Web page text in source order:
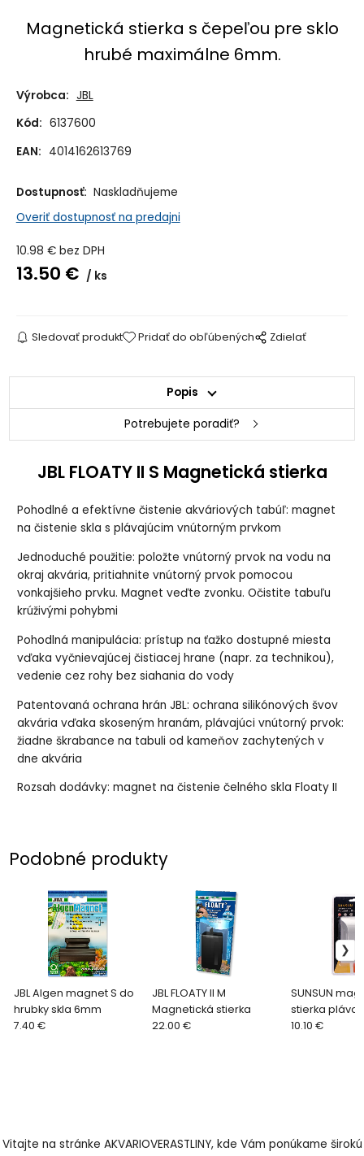
Magnetická stierka s čepeľou pre sklo
hrubé maximálne 6mm.
Výrobca: JBL
Kód: 6137600
EAN: 4014162613769
Dostupnosť: Naskladňujeme
Overiť dostupnosť na predajni
10.98 € bez DPH
13.50 € ks
Sledovať produkt Pridať do obľúbených Zdielať
Popis
Potrebujete poradiť?
JBL FLOATY II S Magnetická stierka
Pohodlné a efektívne čistenie akváriových tabúľ: magnet
na čistenie skla s plávajúcim vnútorným prvkom
Jednoduché použitie: položte vnútorný prvok na vodu na
okraj akvária, pritiahnite vnútorný prvok pomocou
vonkajšieho prvku. Magnet veďte zvonku. Očistite tabuľu
krúživými pohybmi
Pohodlná manipulácia: prístup na ťažko dostupné miesta
vďaka vyčnievajúcej čistiacej hrane (napr. za technikou),
vedenie cez rohy bez siahania do vody
Patentovaná ochrana hrán JBL: ochrana silikónových švov
akvária vďaka skoseným hranám, plávajúci vnútorný prvok:
žiadne škrabance na tabuli od kameňov zachytených v
dne akvária
Rozsah dodávky: magnet na čistenie čelného skla Floaty II
Podobné produkty
JBL Algen magnet S do
hrubky skla 6mm
7.40 €
JBL FLOATY II M
Magnetická stierka
22.00 €
SUNSUN
stierka
10.10 €
Vitajte na stránke AKVARIOVERASTLINY, kde Vám ponúkame širokú